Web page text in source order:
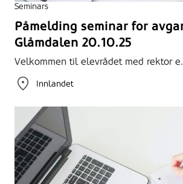
Seminars
Påmelding seminar for
Glåmdalen 20.10.25
Velkommen til elevrådet med rektor
Innlandet